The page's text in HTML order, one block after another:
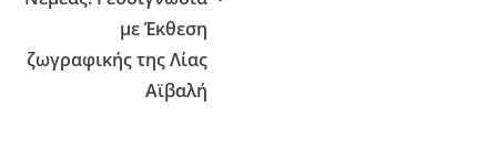
με Έκθεση
ζωγραφικής της Λίας
Αϊβαλή